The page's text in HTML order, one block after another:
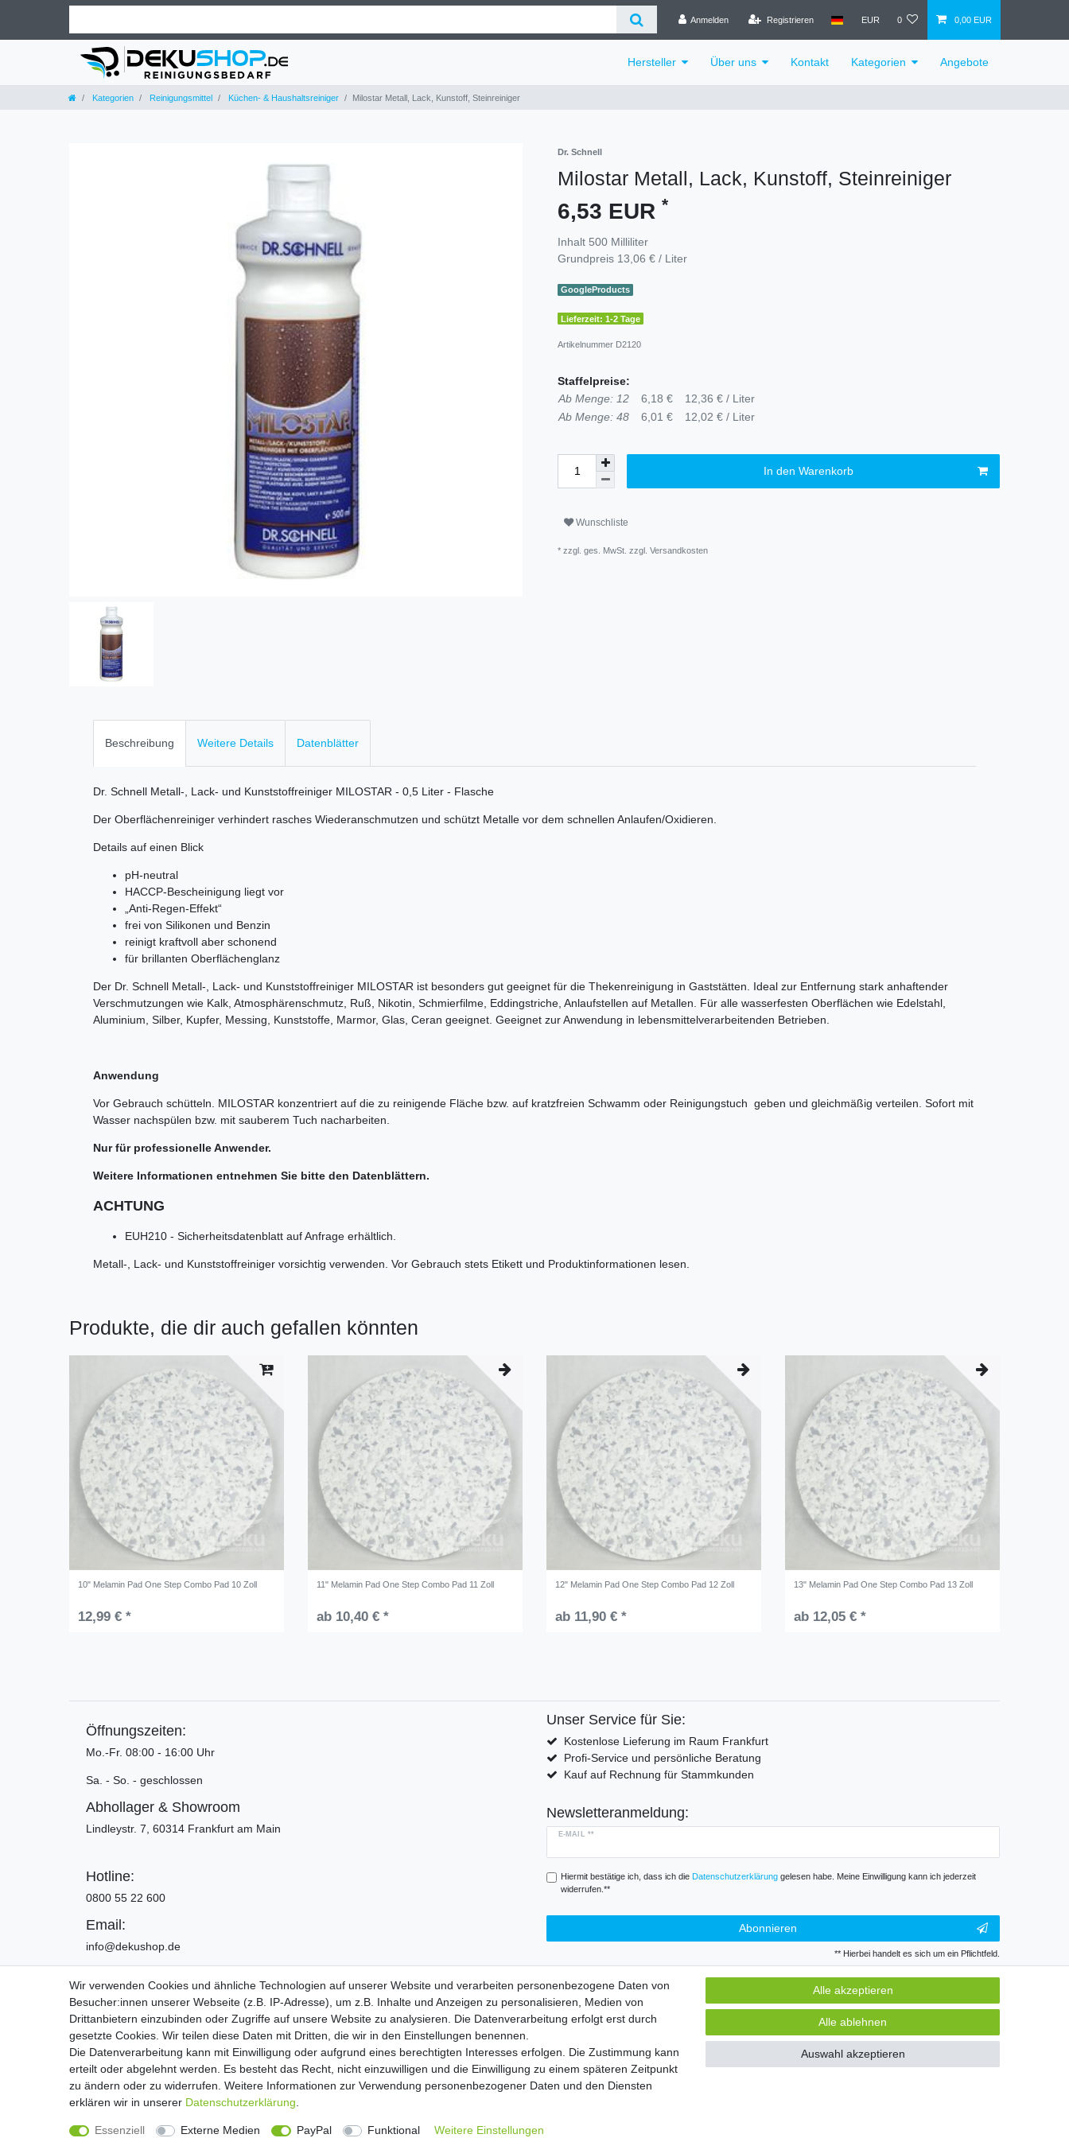
Anmelden Registrieren EUR 0 0,00 EUR
Hersteller Über uns Kontakt Kategorien Angebote
Kategorien Reinigungsmittel Küchen- & Haushaltsreiniger Milostar Metall, Lack, Kunstoff, Steinreiniger
Dr. Schnell
Milostar Metall, Lack, Kunstoff, Steinreiniger
6,53 EUR *
Inhalt 500 Milliliter
Grundpreis 13,06 € / Liter
GoogleProducts
Lieferzeit: 1-2 Tage
Artikelnummer D2120
Staffelpreise:
Ab Menge: 12
6,18 €
12,36 € / Liter
Ab Menge: 48
6,01 € 12,02 € / Liter
In den Warenkorb
Wunschliste
* zzgl. ges. MwSt. zzgl. Versandkosten
Beschreibung Weitere Details Datenblätter
Dr. Schnell Metall-, Lack- und Kunststoffreiniger MILOSTAR - 0,5 Liter - Flasche
Der Oberflächenreiniger verhindert rasches Wiederanschmutzen und schützt Metalle vor dem schnellen Anlaufen/Oxidieren.
Details auf einen Blick
pH-neutral
HACCP-Bescheinigung liegt vor
„Anti-Regen-Effekt“
frei von Silikonen und Benzin
reinigt kraftvoll aber schonend
für brillanten Oberflächenglanz
Der Dr. Schnell Metall-, Lack- und Kunststoffreiniger MILOSTAR ist besonders gut geeignet für die Thekenreinigung in Gaststätten. Ideal zur Entfernung stark anhaftender
Verschmutzungen wie Kalk, Atmosphärenschmutz, Ruß, Nikotin, Schmierfilme, Eddingstriche, Anlaufstellen auf Metallen. Für alle wasserfesten Oberflächen wie Edelstahl,
Aluminium, Silber, Kupfer, Messing, Kunststoffe, Marmor, Glas, Ceran geeignet. Geeignet zur Anwendung in lebensmittelverarbeitenden Betrieben.
Anwendung
Vor Gebrauch schütteln. MILOSTAR konzentriert auf die zu reinigende Fläche bzw. auf kratzfreien Schwamm oder Reinigungstuch geben und gleichmäßig verteilen. Sofort mit
Wasser nachspülen bzw. mit sauberem Tuch nacharbeiten.
Nur für professionelle Anwender.
Weitere Informationen entnehmen Sie bitte den Datenblättern.
ACHTUNG
EUH210 - Sicherheitsdatenblatt auf Anfrage erhältlich.
Metall-, Lack- und Kunststoffreiniger vorsichtig verwenden. Vor Gebrauch stets Etikett und Produktinformationen lesen.
Produkte, die dir auch gefallen könnten
10" Melamin Pad One Step Combo Pad 10 Zoll
12,99 € *
11" Melamin Pad One Step Combo Pad 11 Zoll
ab 10,40 € *
12" Melamin Pad One Step Combo Pad 12 Zoll
ab 11,90 € *
13" Melamin Pad One Step Combo Pad 13 Zoll
ab 12,05 € *
Öffnungszeiten:
Mo.-Fr. 08:00 - 16:00 Uhr
Sa. - So. - geschlossen
Abhollager & Showroom
Lindleystr. 7, 60314 Frankfurt am Main
Hotline:
0800 55 22 600
Email:
info@dekushop.de
Unser Service für Sie:
Kostenlose Lieferung im Raum Frankfurt
Profi-Service und persönliche Beratung
Kauf auf Rechnung für Stammkunden
Newsletteranmeldung:
E-MAIL **
Hiermit bestätige ich, dass ich die Daten­schutz­erklärunggelesen habe. Meine Einwilligung kann ich jederzeit
widerrufen.**
Abonnieren
** Hierbei handelt es sich um ein Pflichtfeld.
Widerrufs­recht Widerrufs­formular Impressum Daten­schutz­erklärung AGB Kontakt
Wir verwenden Cookies und ähnliche Technologien auf unserer Website und verarbeiten personenbezogene Daten von
Besucher:innen unserer Webseite (z.B. IP-Adresse), um z.B. Inhalte und Anzeigen zu personalisieren, Medien von
Drittanbietern einzubinden oder Zugriffe auf unsere Website zu analysieren. Die Datenverarbeitung erfolgt erst durch
gesetzte Cookies. Wir teilen diese Daten mit Dritten, die wir in den Einstellungen benennen.
Die Datenverarbeitung kann mit Einwilligung oder aufgrund eines berechtigten Interesses erfolgen. Die Zustimmung kann
erteilt oder abgelehnt werden. Es besteht das Recht, nicht einzuwilligen und die Einwilligung zu einem späteren Zeitpunkt
zu ändern oder zu widerrufen. Weitere Informationen zur Verwendung personenbezogener Daten und den Diensten
erklären wir in unserer Daten­schutz­erklärung
Essenziell Externe Medien PayPal Funktional Weitere Einstellungen
Alle akzeptieren
Alle ablehnen
Auswahl akzeptieren
Copyright 2016 | Dekushop.de | Alle Rechte vorbehalten. | Angebote gelten nur für Industrie, Handel, Handwerk und Gewerbe. Preise zzgl. gesetzl. Mwst.